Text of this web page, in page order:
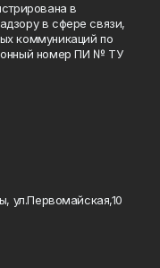
в
в сфере связи,
коммуникаций по
номер ПИ № ТУ
ул.Первомайская,10